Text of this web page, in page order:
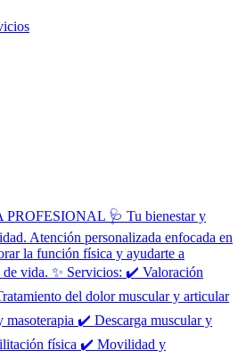
🩺 Tu bienestar y
Atención personalizada enfocada en
la función física y ayudarte a
de vida. ✨ Servicios: ✔️ Valoración
del dolor muscular y articular
✔️ Descarga muscular y
física ✔️ Movilidad y